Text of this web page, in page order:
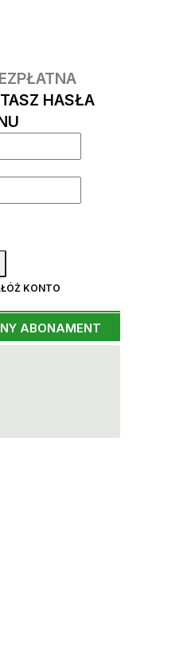
HASŁA
KONTO
ABONAMENT